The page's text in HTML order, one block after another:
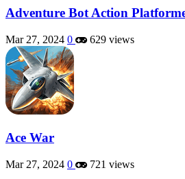
Adventure Bot Action
Mar 27, 2024 0 629 views
Ace War
Mar 27, 2024 0 721 views